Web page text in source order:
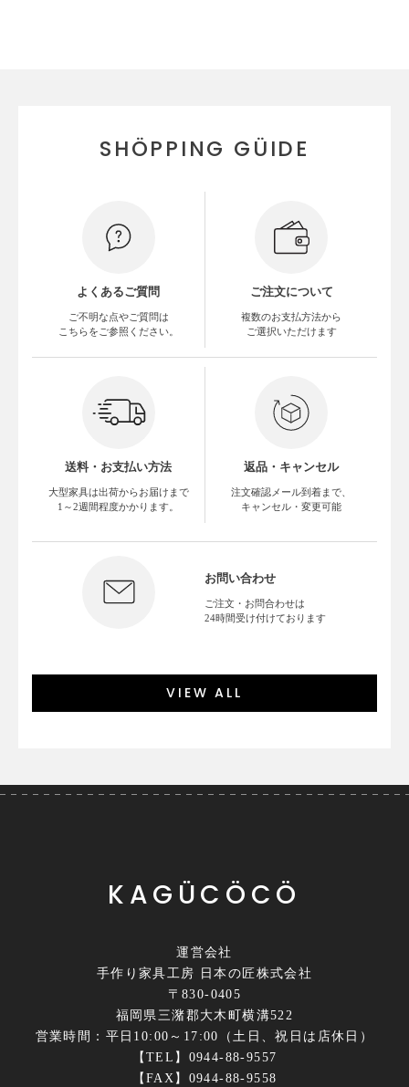
SHÖPPING GÜIDE
よくあるご質問
ご不明な点やご質問は
こちらをご参照ください。
ご注文について
複数のお支払方法から
ご選択いただけます
送料・お支払い方法
大型家具は出荷からお届けまで
1～2週間程度かかります。
返品・キャンセル
注文確認メール到着まで、
キャンセル・変更可能
お問い合わせ
ご注文・お問合わせは
24時間受け付けております
VIEW ALL
KAGÜCÖCÖ
運営会社
手作り家具工房 日本の匠株式会社
〒830-0405
福岡県三潴郡大木町横溝522
営業時間：平日10:00～17:00（土日、祝日は店休日）
【TEL】0944-88-9557
【FAX】0944-88-9558